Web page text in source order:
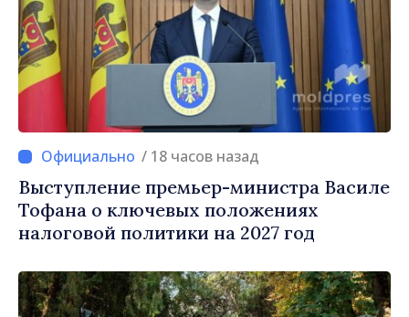
/ 18 часов назад
Выступление премьер-министра Василе
Тофана о ключевых положениях
налоговой политики на 2027 год